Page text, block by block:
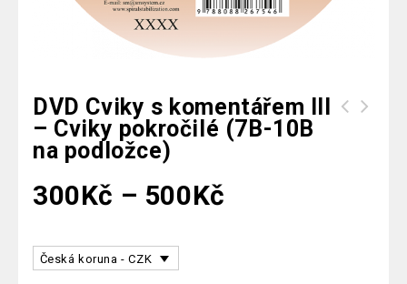
DVD Cviky s komentářem III
– Cviky pokročilé (7B-10B
na podložce)
300Kč – 500Kč
Česká koruna - CZK